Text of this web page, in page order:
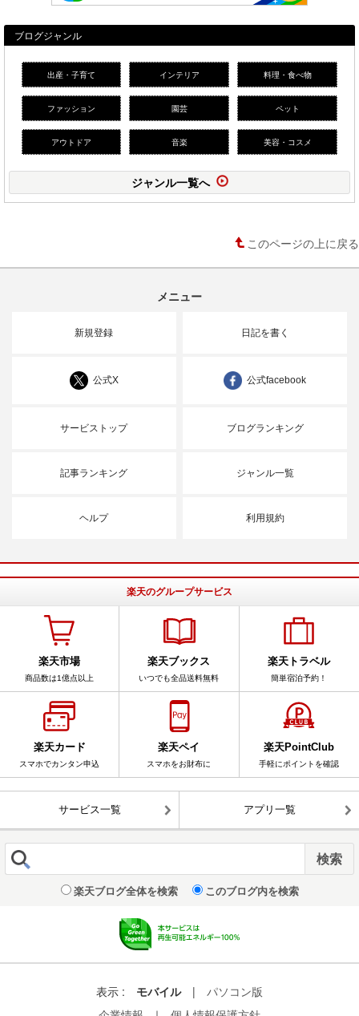
ブログジャンル
出産・子育て インテリア 料理・食べ物
ファッション 園芸 ペット
アウトドア 音楽 美容・コスメ
ジャンル一覧へ
このページの上に戻る
メニュー
新規登録 日記を書く
公式X 公式facebook
サービストップ ブログランキング
記事ランキング ジャンル一覧
ヘルプ 利用規約
楽天のグループサービス
楽天市場
商品数は1億点以上
楽天ブックス
いつでも全品送料無料
楽天トラベル
簡単宿泊予約！
楽天カード
スマホでカンタン申込
楽天ペイ
スマホをお財布に
楽天PointClub
手軽にポイントを確認
サービス一覧 アプリ一覧
楽天ブログ全体を検索 このブログ内を検索
表示 : モバイル |
パソコン版